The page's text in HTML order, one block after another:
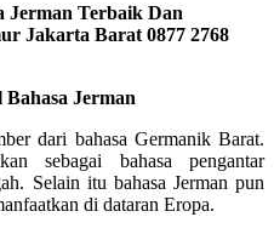
Jerman Terbaik Dan
Jakarta Barat 0877 2768
Jerman
dari bahasa Germanik Barat.
sebagai bahasa pengantar
Selain itu bahasa Jerman pun
di dataran Eropa.